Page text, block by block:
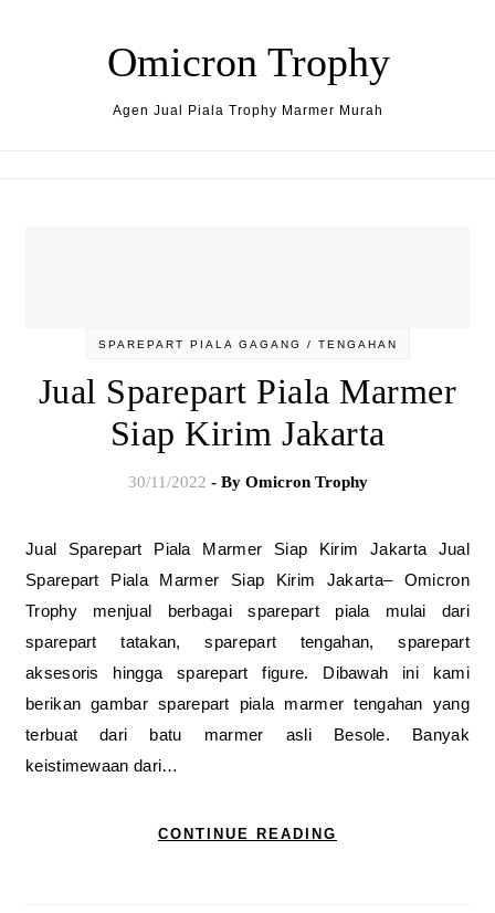
Omicron Trophy
Agen Jual Piala Trophy Marmer Murah
SPAREPART PIALA GAGANG / TENGAHAN
Jual Sparepart Piala Marmer
Siap Kirim Jakarta
30/11/2022 - By Omicron Trophy
Jual Sparepart Piala Marmer Siap Kirim Jakarta Jual
Sparepart Piala Marmer Siap Kirim Jakarta– Omicron
Trophy menjual berbagai sparepart piala mulai dari
sparepart tatakan, sparepart tengahan, sparepart
aksesoris hingga sparepart figure. Dibawah ini kami
berikan gambar sparepart piala marmer tengahan yang
terbuat dari batu marmer asli Besole. Banyak
keistimewaan dari…
CONTINUE READING